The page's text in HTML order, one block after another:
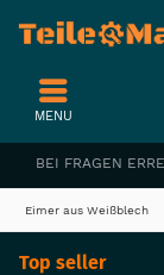
BEI FRAGEN
MENU
Eimer aus Weißblech
Top seller